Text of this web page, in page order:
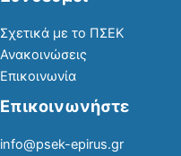
Σχετικά με το ΠΣΕΚ
Ανακοινώσεις
Επικοινωνία
Επικοινωνήστε
info@psek-epirus.gr